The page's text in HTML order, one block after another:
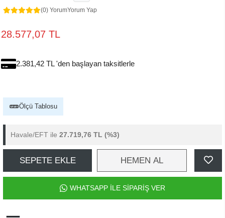
(0) YorumYorum Yap
28.577,07 TL
2.381,42 TL 'den başlayan taksitlerle
Ölçü Tablosu
Havale/EFT ile 27.719,76 TL (%3)
SEPETE EKLE HEMEN AL
WHATSAPP İLE SİPARİŞ VER